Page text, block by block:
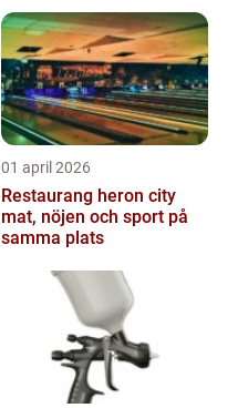
01 april 2026
Restaurang heron city
mat, nöjen och sport på
samma plats